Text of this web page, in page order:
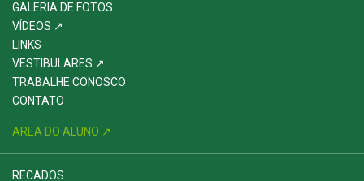
GALERIA DE FOTOS
VÍDEOS ↗
LINKS
VESTIBULARES ↗
TRABALHE CONOSCO
CONTATO
AREA DO ALUNO ↗
RECADOS